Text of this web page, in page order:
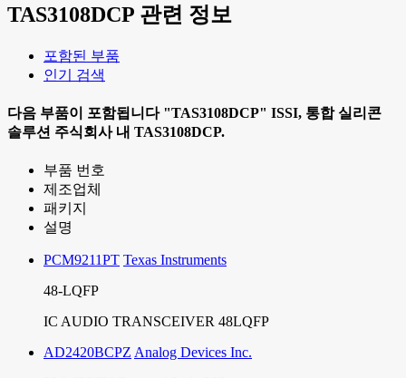
TAS3108DCP 관련 정보
포함된 부품
인기 검색
다음 부품이 포함됩니다"TAS3108DCP" ISSI, 통합 실리콘
솔루션 주식회사 내 TAS3108DCP.
부품 번호
제조업체
패키지
설명
PCM9211PT Texas Instruments
48-LQFP
IC AUDIO TRANSCEIVER 48LQFP
AD2420BCPZ Analog Devices Inc.